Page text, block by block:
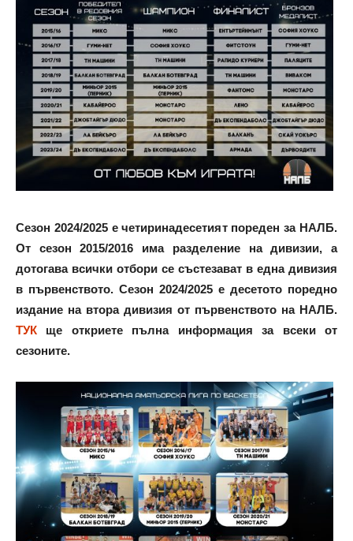
Сезон 2024/2025 е четиринадесетият пореден за НАЛБ.
От сезон 2015/2016 има разделение на дивизии, а
дотогава всички отбори се състезават в една дивизия
в първенството. Сезон 2024/2025 е десетото поредно
издание на втора дивизия от първенството на НАЛБ.
ТУК ще откриете пълна информация за всеки от
сезоните.